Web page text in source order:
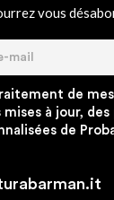
vous
de
à jour,
de